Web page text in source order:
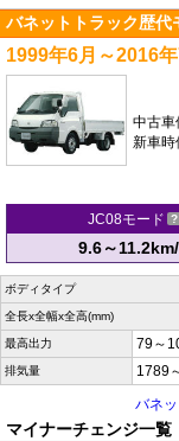
バネットトラック歴代
1999年6月～2016
中古車
新車時
JC08モード
9.6～
ボディタイプ
全長x全幅x全高(mm)
最高出力 79～
排気量 1789
バネ
マイナーチェンジ一覧